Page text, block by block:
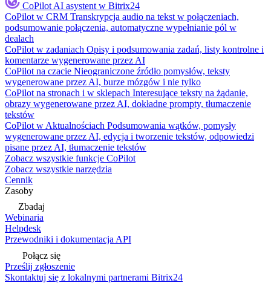
CoPilot AI asystent w Bitrix24
CoPilot w CRM Transkrypcja audio na tekst w połączeniach,
podsumowanie połączenia, automatyczne wypełnianie pól w
dealach
CoPilot w zadaniach Opisy i podsumowania zadań, listy kontrolne i
komentarze wygenerowane przez AI
CoPilot na czacie Nieograniczone źródło pomysłów, teksty
wygenerowane przez AI, burze mózgów i nie tylko
CoPilot na stronach i w sklepach Interesujące teksty na żądanie,
obrazy wygenerowane przez AI, dokładne prompty, tłumaczenie
tekstów
CoPilot w Aktualnościach Podsumowania wątków, pomysły
wygenerowane przez AI, edycja i tworzenie tekstów, odpowiedzi
pisane przez AI, tłumaczenie tekstów
Zobacz wszystkie funkcje CoPilot
Zobacz wszystkie narzędzia
Cennik
Zasoby
Zbadaj
Webinaria
Helpdesk
Przewodniki i dokumentacja API
Połącz się
Prześlij zgłoszenie
Skontaktuj się z lokalnymi partnerami Bitrix24